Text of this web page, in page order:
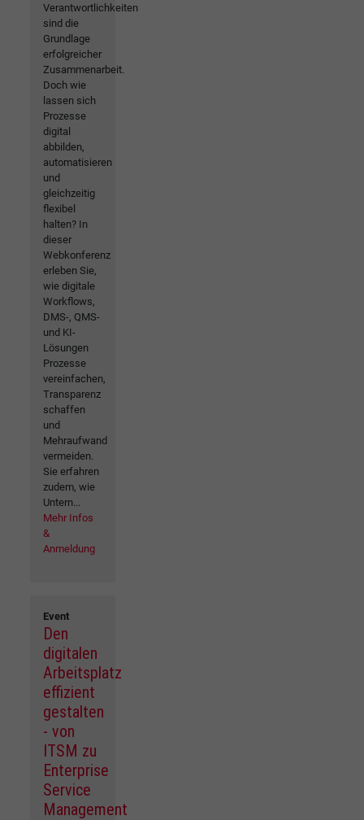
Verantwortlichkeiten
sind die
Grundlage
erfolgreicher
Zusammenarbeit.
Doch wie
lassen sich
Prozesse
digital
abbilden,
automatisieren
und
gleichzeitig
flexibel
halten? In
dieser
Webkonferenz
erleben Sie,
wie digitale
Workflows,
DMS-, QMS-
und KI-
Lösungen
Prozesse
vereinfachen,
Transparenz
schaffen
und
Mehraufwand
vermeiden.
Sie erfahren
zudem, wie
Untern...
Mehr Infos
&
Anmeldung
Event
Den
digitalen
Arbeitsplatz
effizient
gestalten
- von
ITSM zu
Enterprise
Service
Management